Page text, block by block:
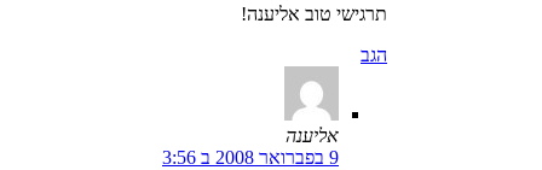
תרגישי טוב אליענה!
הגב
אליענה
9 בפברואר 2008 ב 3:56